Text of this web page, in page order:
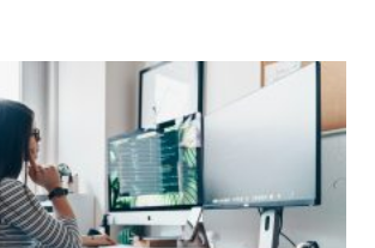
imágenes
Windows
masivamente